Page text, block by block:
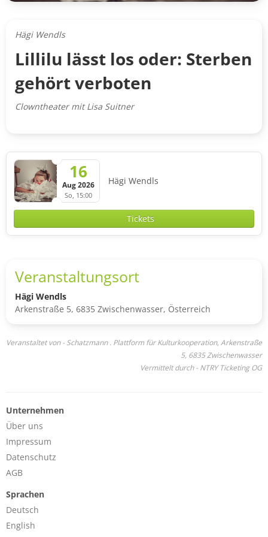
Hägi Wendls
Lillilu lässt los oder: Sterben
gehört verboten
Clowntheater mit Lisa Suitner
16
Aug 2026
So, 15:00
Hägi Wendls
Tickets
Veranstaltungsort
Hägi Wendls
Arkenstraße 5, 6835 Zwischenwasser, Österreich
Veranstaltet von - Schatzmann . Plattform für Kulturkooperation, Arkenstraße
5, 6835 Zwischenwasser
Vermittelt durch - NTRY Ticketing OG
Unternehmen
Über uns
Impressum
Datenschutz
AGB
Sprachen
Deutsch
English